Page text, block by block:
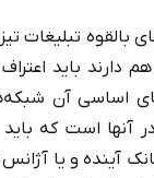
بالقوه تبلیغات
دارند باید
اساسی آن
آنها است که باید
آینده و یا